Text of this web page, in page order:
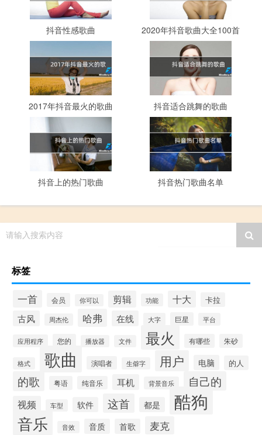
抖音性感歌曲 2020年抖音歌曲大全100首
2017年抖音最火的歌曲 抖音适合跳舞的歌曲
抖音上的热门歌曲 抖音热门歌曲名单
请输入搜索内容
标签
一首 会员 你可以 剪辑 功能 十大 卡拉
古风 周杰伦 哈弗 在线 大字 巨星 平台
应用程序 您的 播放器 文件 最火 有哪些 朱砂
格式 歌曲 演唱者 生僻字 用户 电脑 的人
的歌 粤语 纯音乐 耳机 背景音乐 自己的
视频 车型 软件 这首 都是 酷狗
音乐 音效 音质 首歌 麦克